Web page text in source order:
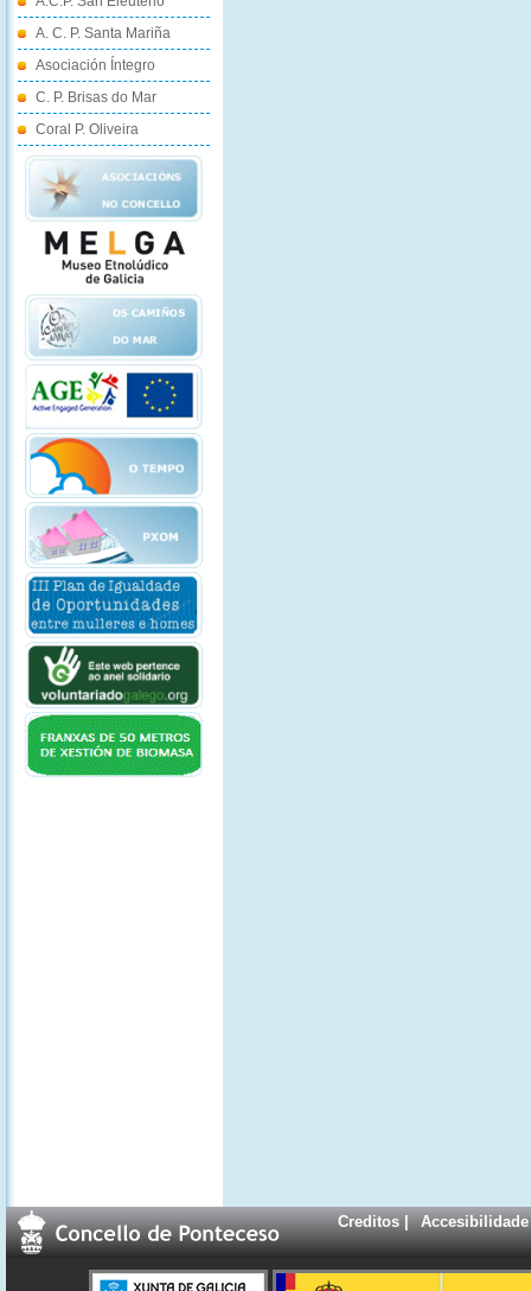
A. C. P. Santa Mariña
Asociación Íntegro
C. P. Brisas do Mar
Coral P. Oliveira
Creditos| Accesibilidade